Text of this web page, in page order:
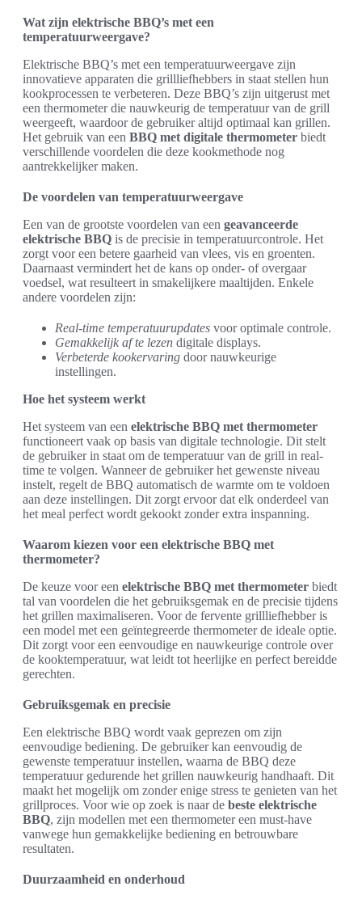
Wat zijn elektrische BBQ’s met een
temperatuurweergave?
Elektrische BBQ’s met een temperatuurweergave zijn
innovatieve apparaten die grillliefhebbers in staat stellen hun
kookprocessen te verbeteren. Deze BBQ’s zijn uitgerust met
een thermometer die nauwkeurig de temperatuur van de grill
weergeeft, waardoor de gebruiker altijd optimaal kan grillen.
Het gebruik van een BBQ met digitale thermometer biedt
verschillende voordelen die deze kookmethode nog
aantrekkelijker maken.
De voordelen van temperatuurweergave
Een van de grootste voordelen van een geavanceerde
elektrische BBQ is de precisie in temperatuurcontrole. Het
zorgt voor een betere gaarheid van vlees, vis en groenten.
Daarnaast vermindert het de kans op onder- of overgaar
voedsel, wat resulteert in smakelijkere maaltijden. Enkele
andere voordelen zijn:
Real-time temperatuurupdates voor optimale controle.
Gemakkelijk af te lezen digitale displays.
Verbeterde kookervaring door nauwkeurige
instellingen.
Hoe het systeem werkt
Het systeem van een elektrische BBQ met thermometer
functioneert vaak op basis van digitale technologie. Dit stelt
de gebruiker in staat om de temperatuur van de grill in real-
time te volgen. Wanneer de gebruiker het gewenste niveau
instelt, regelt de BBQ automatisch de warmte om te voldoen
aan deze instellingen. Dit zorgt ervoor dat elk onderdeel van
het meal perfect wordt gekookt zonder extra inspanning.
Waarom kiezen voor een elektrische BBQ met
thermometer?
De keuze voor een elektrische BBQ met thermometer biedt
tal van voordelen die het gebruiksgemak en de precisie tijdens
het grillen maximaliseren. Voor de fervente grillliefhebber is
een model met een geïntegreerde thermometer de ideale optie.
Dit zorgt voor een eenvoudige en nauwkeurige controle over
de kooktemperatuur, wat leidt tot heerlijke en perfect bereidde
gerechten.
Gebruiksgemak en precisie
Een elektrische BBQ wordt vaak geprezen om zijn
eenvoudige bediening. De gebruiker kan eenvoudig de
gewenste temperatuur instellen, waarna de BBQ deze
temperatuur gedurende het grillen nauwkeurig handhaaft. Dit
maakt het mogelijk om zonder enige stress te genieten van het
grillproces. Voor wie op zoek is naar de beste elektrische
BBQ, zijn modellen met een thermometer een must-have
vanwege hun gemakkelijke bediening en betrouwbare
resultaten.
Duurzaamheid en onderhoud